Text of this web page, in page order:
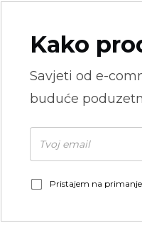
Kako
Savjeti od e-
buduće
Pristajem na